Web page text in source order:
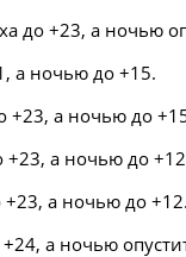
до +23, а ночью
а ночью до +15.
+23, а ночью до
+23, а ночью до
+23, а ночью до +12.
а ночью